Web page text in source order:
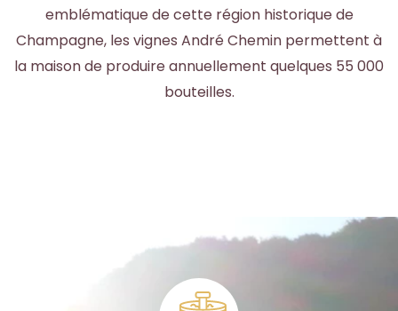
emblématique de cette région historique de
Champagne, les vignes André Chemin permettent à
la maison de produire annuellement quelques 55 000
bouteilles.